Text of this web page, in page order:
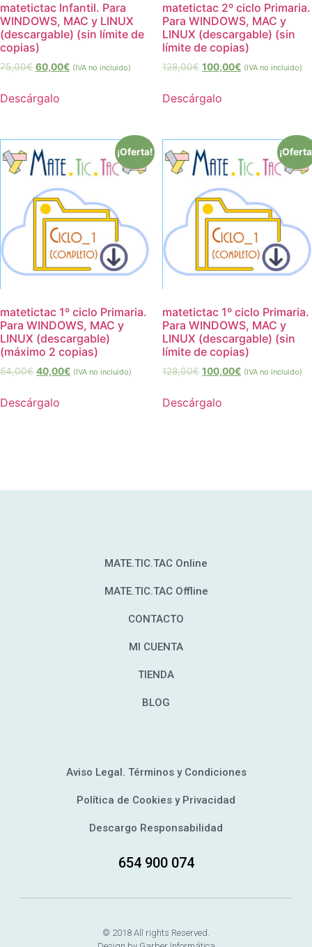
matetictac Infantil. Para
WINDOWS, MAC y LINUX
(descargable) (sin límite de
copias)
75,00€ 60,00€ (IVA no incluido)
Descárgalo
matetictac 2º ciclo Primaria.
Para WINDOWS, MAC y
LINUX (descargable) (sin
límite de copias)
128,00€ 100,00€ (IVA no incluido)
Descárgalo
¡Oferta!
matetictac 1º ciclo Primaria.
Para WINDOWS, MAC y
LINUX (descargable)
(máximo 2 copias)
54,00€ 40,00€ (IVA no incluido)
Descárgalo
matetictac 1º ciclo Primaria.
Para WINDOWS, MAC y
LINUX (descargable) (sin
límite de copias)
128,00€ 100,00€ (IVA no incluido)
Descárgalo
MATE.TIC.TAC Online
MATE.TIC.TAC Offline
CONTACTO
MI CUENTA
TIENDA
BLOG
Aviso Legal. Términos y Condiciones
Política de Cookies y Privacidad
Descargo Responsabilidad
654 900 074
© 2018 All rights Reserved.